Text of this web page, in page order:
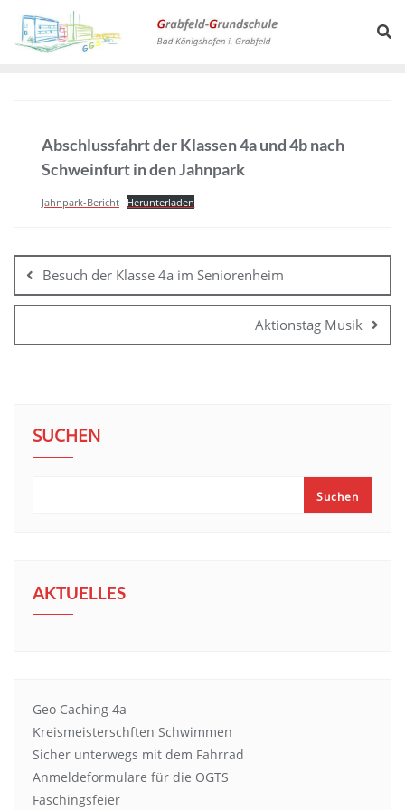
Abschlussfahrt der Klassen 4a und 4b nach
Schweinfurt in den Jahnpark
Jahnpark-Bericht Herunterladen
Besuch der Klasse 4a im Seniorenheim
Aktionstag Musik
SUCHEN
Suchen
AKTUELLES
Geo Caching 4a
Kreismeisterschften Schwimmen
Sicher unterwegs mit dem Fahrrad
Anmeldeformulare für die OGTS
Faschingsfeier